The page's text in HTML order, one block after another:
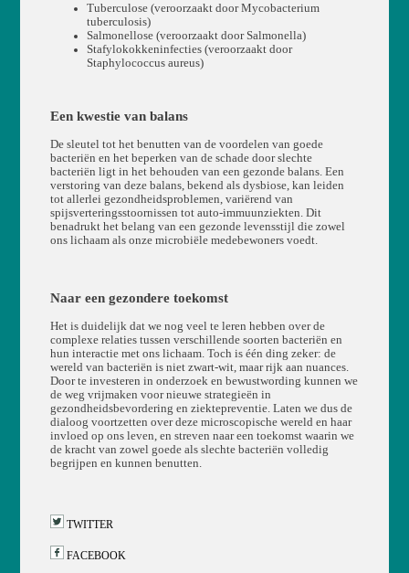
Tuberculose (veroorzaakt door Mycobacterium
tuberculosis)
Salmonellose (veroorzaakt door Salmonella)
Stafylokokkeninfecties (veroorzaakt door
Staphylococcus aureus)
Een kwestie van balans
De sleutel tot het benutten van de voordelen van goede
bacteriën en het beperken van de schade door slechte
bacteriën ligt in het behouden van een gezonde balans. Een
verstoring van deze balans, bekend als dysbiose, kan leiden
tot allerlei gezondheidsproblemen, variërend van
spijsverteringsstoornissen tot auto-immuunziekten. Dit
benadrukt het belang van een gezonde levensstijl die zowel
ons lichaam als onze microbiële medebewoners voedt.
Naar een gezondere toekomst
Het is duidelijk dat we nog veel te leren hebben over de
complexe relaties tussen verschillende soorten bacteriën en
hun interactie met ons lichaam. Toch is één ding zeker: de
wereld van bacteriën is niet zwart-wit, maar rijk aan nuances.
Door te investeren in onderzoek en bewustwording kunnen we
de weg vrijmaken voor nieuwe strategieën in
gezondheidsbevordering en ziektepreventie. Laten we dus de
dialoog voortzetten over deze microscopische wereld en haar
invloed op ons leven, en streven naar een toekomst waarin we
de kracht van zowel goede als slechte bacteriën volledig
begrijpen en kunnen benutten.
TWITTER
FACEBOOK